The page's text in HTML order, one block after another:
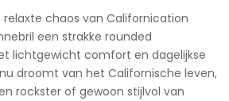
relaxte chaos van Californication
een strakke rounded
lichtgewicht comfort en dagelijkse
droomt van het Californische leven,
rockster of gewoon stijlvol van